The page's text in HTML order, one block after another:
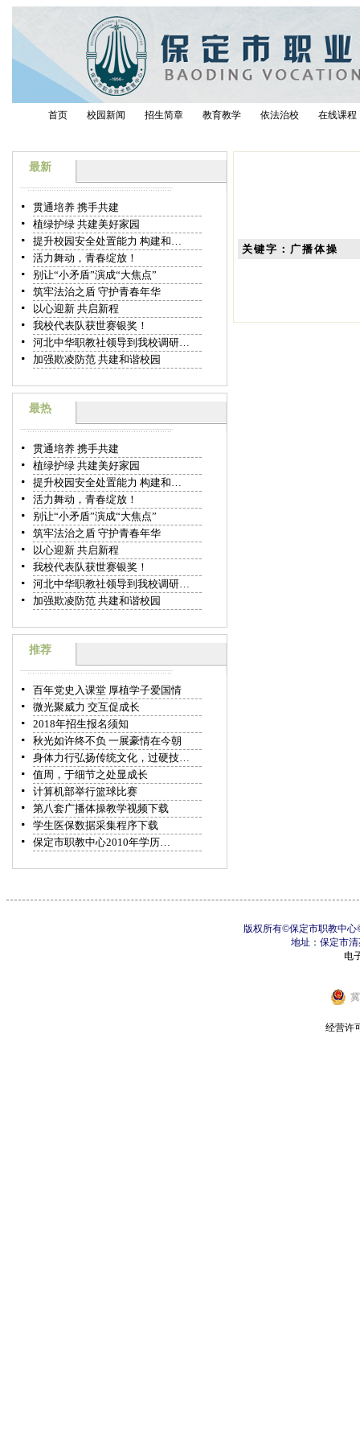
首页 校园新闻 招生简章 教育教学 依法治校 在线课程
最新
贯通培养 携手共建
植绿护绿 共建美好家园
提升校园安全处置能力 构建和…
活力舞动，青春绽放！
别让“小矛盾”演成“大焦点”
筑牢法治之盾 守护青春年华
以心迎新 共启新程
我校代表队获世赛银奖！
河北中华职教社领导到我校调研…
加强欺凌防范 共建和谐校园
最热
贯通培养 携手共建
植绿护绿 共建美好家园
提升校园安全处置能力 构建和…
活力舞动，青春绽放！
别让“小矛盾”演成“大焦点”
筑牢法治之盾 守护青春年华
以心迎新 共启新程
我校代表队获世赛银奖！
河北中华职教社领导到我校调研…
加强欺凌防范 共建和谐校园
推荐
百年党史入课堂 厚植学子爱国情
微光聚威力 交互促成长
2018年招生报名须知
秋光如许终不负 一展豪情在今朝
身体力行弘扬传统文化，过硬技…
值周，于细节之处显成长
计算机部举行篮球比赛
第八套广播体操教学视频下载
学生医保数据采集程序下载
保定市职教中心2010年学历…
关键字：广播体操
版权所有©保定市职教中心
地址：保定市清
电
经营许